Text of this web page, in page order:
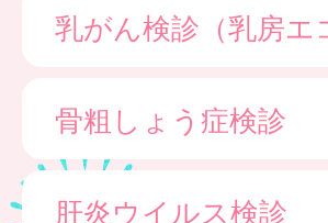
乳がん検診（乳房エ
骨粗しょう症検診
肝炎ウイルス検診